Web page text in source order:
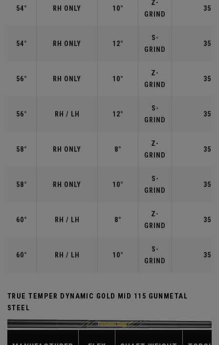
54° RH ONLY 10°
Z-
GRIND
54° RH ONLY 12°
S-
GRIND
56° RH ONLY 10°
Z-
GRIND
56° RH / LH 12°
S-
GRIND
58° RH ONLY 8°
Z-
GRIND
58° RH ONLY 10°
S-
GRIND
60° RH / LH 8°
Z-
GRIND
60° RH / LH 10°
S-
GRIND
TRUE TEMPER DYNAMIC GOLD MID 115 GUNMETAL
STEEL